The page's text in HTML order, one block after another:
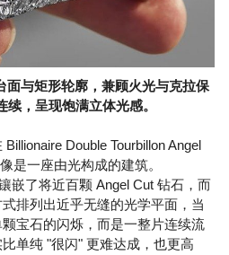
与矩形轮廓，兼顾火光与克拉保
续，呈现饱满立体光感。
Double Tourbillon Angel
是一座由光构成的建筑。
嵌了将近百颗 Angel Cut 钻石，而
排列出近乎无缝的光学平面，当
宝石的闪烁，而是一整片连续流
单纯 "很闪" 更难达成，也更高